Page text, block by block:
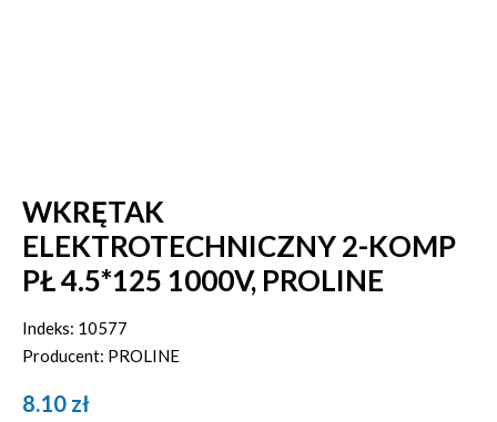
WKRĘTAK
ELEKTROTECHNICZNY 2-KOMP
PŁ 4.5*125 1000V, PROLINE
Indeks: 10577
Producent: PROLINE
8.10 zł